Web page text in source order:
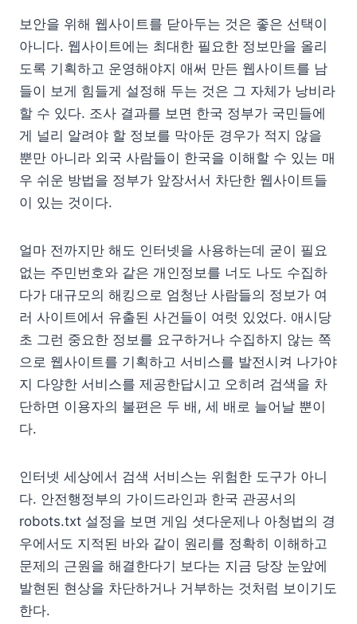
보안을 위해 웹사이트를 닫아두는 것은 좋은 선택이
아니다. 웹사이트에는 최대한 필요한 정보만을 올리
도록 기획하고 운영해야지 애써 만든 웹사이트를 남
들이 보게 힘들게 설정해 두는 것은 그 자체가 낭비라
할 수 있다. 조사 결과를 보면 한국 정부가 국민들에
게 널리 알려야 할 정보를 막아둔 경우가 적지 않을
뿐만 아니라 외국 사람들이 한국을 이해할 수 있는 매
우 쉬운 방법을 정부가 앞장서서 차단한 웹사이트들
이 있는 것이다.
얼마 전까지만 해도 인터넷을 사용하는데 굳이 필요
없는 주민번호와 같은 개인정보를 너도 나도 수집하
다가 대규모의 해킹으로 엄청난 사람들의 정보가 여
러 사이트에서 유출된 사건들이 여럿 있었다. 애시당
초 그런 중요한 정보를 요구하거나 수집하지 않는 쪽
으로 웹사이트를 기획하고 서비스를 발전시켜 나가야
지 다양한 서비스를 제공한답시고 오히려 검색을 차
단하면 이용자의 불편은 두 배, 세 배로 늘어날 뿐이
다.
인터넷 세상에서 검색 서비스는 위험한 도구가 아니
다. 안전행정부의 가이드라인과 한국 관공서의
robots.txt 설정을 보면 게임 셧다운제나 아청법의 경
우에서도 지적된 바와 같이 원리를 정확히 이해하고
문제의 근원을 해결한다기 보다는 지금 당장 눈앞에
발현된 현상을 차단하거나 거부하는 것처럼 보이기도
한다.